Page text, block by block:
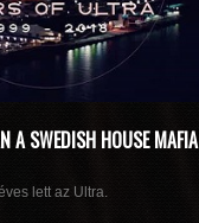
A SWEDISH HOUSE MAFIA
lett az Ultra.